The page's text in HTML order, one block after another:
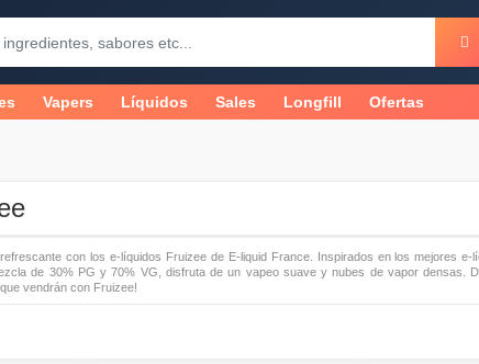
Vapers Líquidos Sales Longfill Ofertas
con los e-líquidos Fruizee de E-liquid France. Inspirados en los mejores
de 30% PG y 70% VG, disfruta de un vapeo suave y nubes de vapor densas.
vendrán con Fruizee!